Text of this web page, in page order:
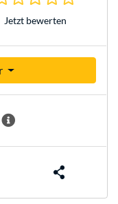
Jetzt bewerten